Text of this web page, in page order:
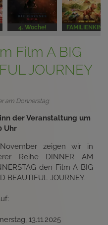
4. Woche! FAMILIENKINO
Film A BIG
JOURNEY
am Donnerstag
der Veranstaltung um
Uhr
zeigen wir in
Reihe DINNER AM
den Film A BIG
BEAUTIFUL JOURNEY.
13.11.2025